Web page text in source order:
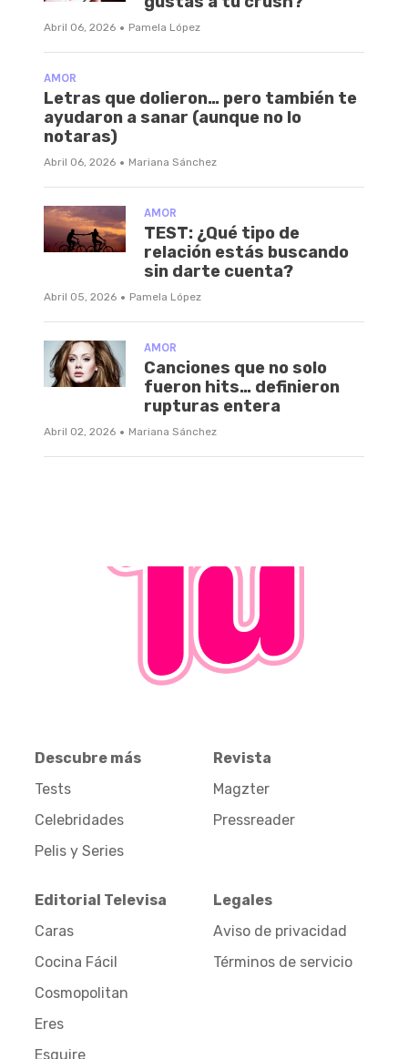
Abril 06, 2026 · Pamela López
AMOR
Letras que dolieron… pero también te
ayudaron a sanar (aunque no lo
notaras)
Abril 06, 2026 · Mariana Sánchez
AMOR
TEST: ¿Qué tipo de
relación estás buscando
sin darte cuenta?
Abril 05, 2026 · Pamela López
AMOR
Canciones que no solo
fueron hits… definieron
rupturas entera
Abril 02, 2026 · Mariana Sánchez
Descubre más
Tests
Celebridades
Pelis y Series
Revista
Magzter
Pressreader
Editorial Televisa
Caras
Cocina Fácil
Cosmopolitan
Eres
Esquire
Legales
Aviso de privacidad
Términos de servicio